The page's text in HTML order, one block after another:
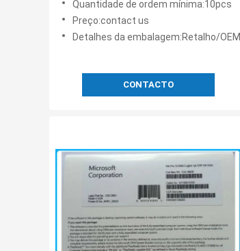
pro
Quantidade de ordem mínima:10pcs
Preço:contact us
Detalhes da embalagem:Retalho/OEM
CONTACTO